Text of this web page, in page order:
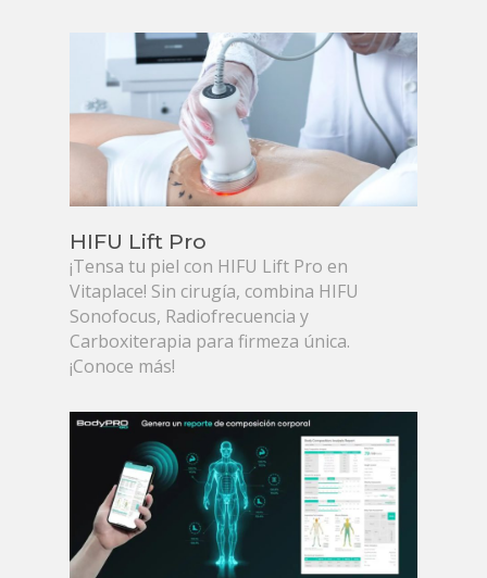
HIFU Lift Pro
¡Tensa tu piel con HIFU Lift Pro en
Vitaplace! Sin cirugía, combina HIFU
Sonofocus, Radiofrecuencia y
Carboxiterapia para firmeza única.
¡Conoce más!